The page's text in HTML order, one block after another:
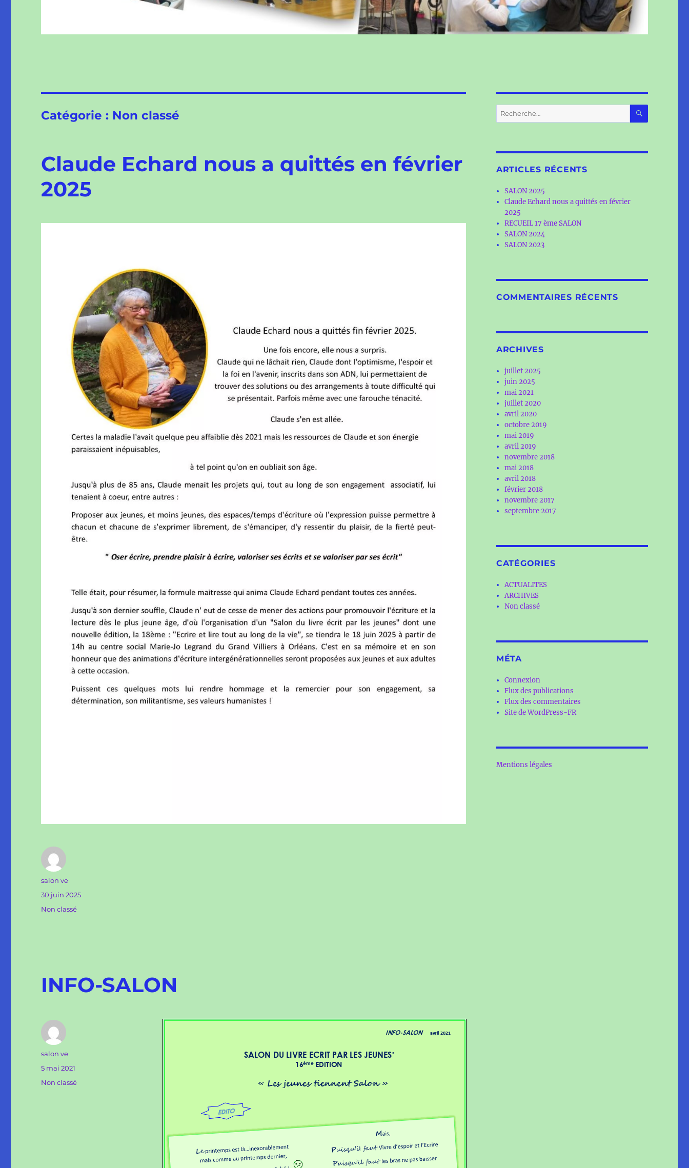
Catégorie : Non classé
Claude Echard nous a quittés en février
2025
Auteur
salon ve
Publié
30 juin 2025
Catégories
Non classé
INFO-SALON
Auteur
salon ve
Publié
5 mai 2021
Catégories
Non classé
Recherche
pour :
ARTICLES RÉCENTS
SALON 2025
Claude Echard nous a quittés en février
2025
RECUEIL 17 ème SALON
SALON 2024
SALON 2023
COMMENTAIRES RÉCENTS
ARCHIVES
juillet 2025
juin 2025
mai 2021
juillet 2020
avril 2020
octobre 2019
mai 2019
avril 2019
novembre 2018
mai 2018
avril 2018
février 2018
novembre 2017
septembre 2017
CATÉGORIES
ACTUALITES
ARCHIVES
Non classé
MÉTA
Connexion
Flux des publications
Flux des commentaires
Site de WordPress-FR
Mentions légales